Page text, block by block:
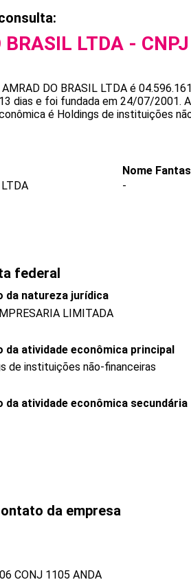
BRASIL LTDA - CNPJ
AMRAD DO BRASIL LTDA é
dias e foi fundada em 24/07/2001.
é Holdings de instituições
Nome
-
federal
da natureza jurídica
LIMITADA
da atividade econômica principal
de instituições não-financeiras
da atividade econômica secundária
da empresa
CONJ 1105 ANDA